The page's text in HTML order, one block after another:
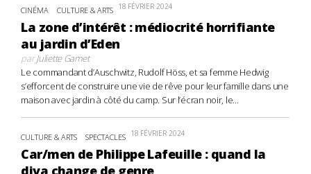
CINÉMA CULTURE & ARTS 18 FÉVRIER 2024
La zone d’intérêt : médiocrité horrifiante
au jardin d’Eden
parJuliette Gamet
Le commandant d’Auschwitz, Rudolf Höss, et sa femme Hedwig
s’efforcent de construire une vie de rêve pour leur famille dans une
maison avec jardin à côté du camp. Sur l’écran noir, le...
CULTURE & ARTS SPECTACLES 18 FÉVRIER 2024
Car/men de Philippe Lafeuille : quand la
diva change de genre